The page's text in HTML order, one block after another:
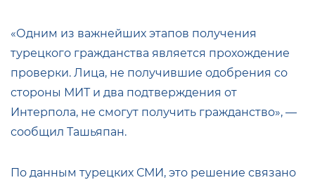
«Одним из важнейших этапов получения
турецкого гражданства является прохождение
проверки. Лица, не получившие одобрения со
стороны МИТ и два подтверждения от
Интерпола, не смогут получить гражданство», —
сообщил Ташьяпан.
По данным турецких СМИ, это решение связано